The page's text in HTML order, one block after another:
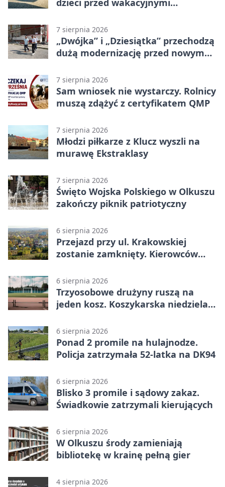
dzieci przed wakacyjnymi
7 sierpnia 2026
„Dwójka” i „Dziesiątka” przechodzą
dużą modernizację przed nowym
7 sierpnia 2026
Sam wniosek nie wystarczy. Rolnicy
muszą zdążyć z certyfikatem QMP
7 sierpnia 2026
Młodzi piłkarze z Klucz wyszli na
murawę Ekstraklasy
7 sierpnia 2026
Święto Wojska Polskiego w Olkuszu
zakończy piknik patriotyczny
6 sierpnia 2026
Przejazd przy ul. Krakowskiej
zostanie zamknięty. Kierowców
6 sierpnia 2026
Trzyosobowe drużyny ruszą na
jeden kosz. Koszykarska niedziela
6 sierpnia 2026
Ponad 2 promile na hulajnodze.
Policja zatrzymała 52-latka na DK94
6 sierpnia 2026
Blisko 3 promile i sądowy zakaz.
Świadkowie zatrzymali kierujących
6 sierpnia 2026
W Olkuszu środy zamieniają
bibliotekę w krainę pełną gier
4 sierpnia 2026